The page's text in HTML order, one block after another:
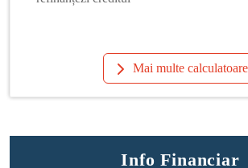
Mai multe calculatoare
Info Financiar